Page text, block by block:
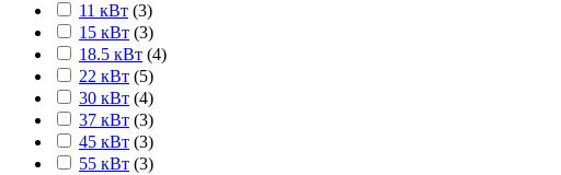
11 кВт (3)
15 кВт (3)
18.5 кВт (4)
22 кВт (5)
30 кВт (4)
37 кВт (3)
45 кВт (3)
55 кВт (3)